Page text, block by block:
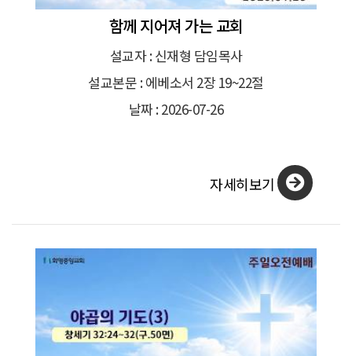
함께 지어져 가는 교회
설교자 : 신재형 담임목사
설교본문 : 에베소서 2장 19~22절
날짜 : 2026-07-26
자세히보기